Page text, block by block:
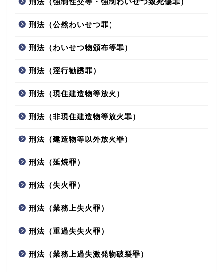
刑法（強制性交等・強制わいせつ致死傷罪）
刑法（公然わいせつ罪）
刑法（わいせつ物頒布等罪）
刑法（淫行勧誘罪）
刑法（現住建造物等放火）
刑法（非現住建造物等放火罪）
刑法（建造物等以外放火罪）
刑法（延焼罪）
刑法（失火罪）
刑法（業務上失火罪）
刑法（重過失失火罪）
刑法（業務上過失激発物破裂罪）